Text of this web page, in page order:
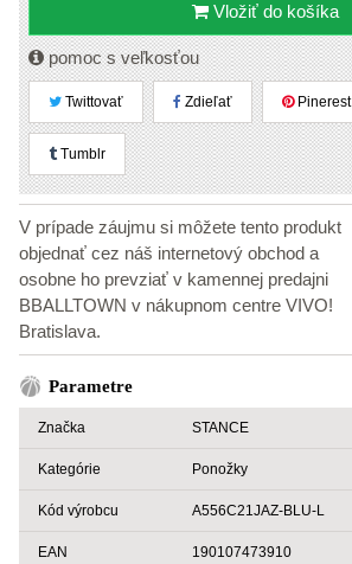
Vložiť do košíka
pomoc s veľkosťou
Twittovať Zdieľať Pinerest
Tumblr
V prípade záujmu si môžete tento produkt
objednať cez náš internetový obchod a
osobne ho prevziať v kamennej predajni
BBALLTOWN v nákupnom centre VIVO!
Bratislava.
Parametre
Značka STANCE
Kategórie Ponožky
Kód výrobcu A556C21JAZ-BLU-L
EAN 190107473910